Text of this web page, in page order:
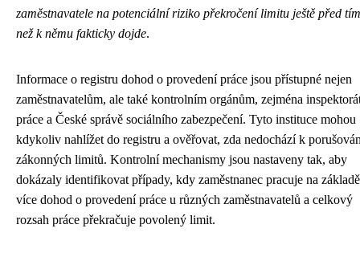
zaměstnavatele na potenciální riziko překročení limitu ještě před
než k němu fakticky dojde.
Informace o registru dohod o provedení práce jsou přístupné nejen
zaměstnavatelům, ale také kontrolním orgánům, zejména
práce a České správě sociálního zabezpečení. Tyto instituce mohou
kdykoliv nahlížet do registru a ověřovat, zda nedochází k
zákonných limitů. Kontrolní mechanismy jsou nastaveny tak, aby
dokázaly identifikovat případy, kdy zaměstnanec pracuje na základě
více dohod o provedení práce u různých zaměstnavatelů a celkový
rozsah práce překračuje povolený limit.